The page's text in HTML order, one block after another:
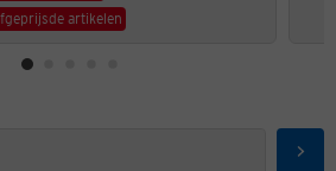
artikelen